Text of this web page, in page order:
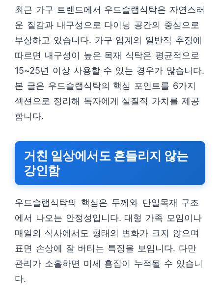
최근 가구 트렌드에서 우드슬랩식탁은 자연스러
운 질감과 내구성으로 다이닝 공간의 중심으로
부상하고 있습니다. 가구 업계의 일반적 추정에
따르면 내구성이 높은 목재 식탁은 평균적으로
15~25년 이상 사용할 수 있는 경우가 많습니다.
본 글은 우드슬랩식탁의 핵심 포인트를 6가지
섹션으로 정리해 독자에게 실질적 가치를 제공
합니다.
거친 일상에서도 흔들리지 않는
강인함
우드슬랩식탁의 핵심은 두께와 단일목재 구조
에서 나오는 안정성입니다. 대형 가족 모임이나
매일의 식사에서도 형태의 변화가 크지 않으며
표면 손상에 잘 버티는 특징을 보입니다. 다만
관리가 소홀하면 미세 흠집이 누적될 수 있습니
다.